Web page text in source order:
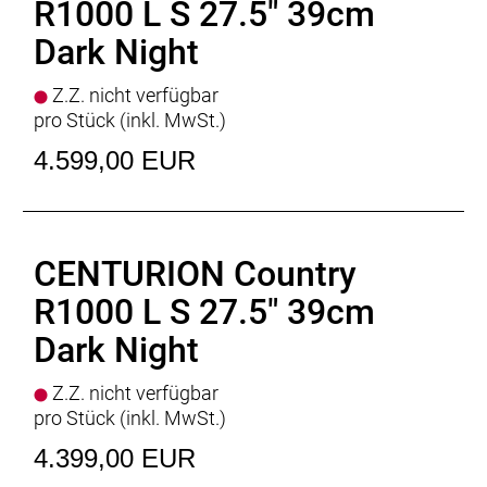
Motor: BOSCH Performance Line PX
: BOSCH PowerTube
Batteriekapazität: 600Wh
Display: BOSCH Purion 200
Ladegerät: BOSCH Standard Charger * 4 Ampere
Empfehlung Mindest Körpergrösse
R1000 L S 27.5" 39cm
Dark Night
Z.Z. nicht verfügbar
pro Stück (inkl. MwSt.)
4.599,00 EUR
CENTURION Country
R1000 L S 27.5" 39cm
Dark Night
Z.Z. nicht verfügbar
pro Stück (inkl. MwSt.)
4.399,00 EUR